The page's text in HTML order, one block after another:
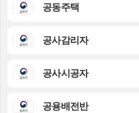
공동주택
공사감리자
공사시공자
공용배전반